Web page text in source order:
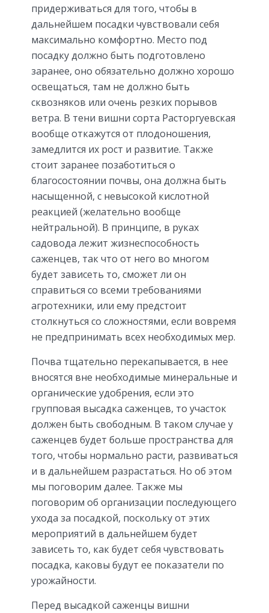
придерживаться для того, чтобы в
дальнейшем посадки чувствовали себя
максимально комфортно. Место под
посадку должно быть подготовлено
заранее, оно обязательно должно хорошо
освещаться, там не должно быть
сквозняков или очень резких порывов
ветра. В тени вишни сорта Расторгуевская
вообще откажутся от плодоношения,
замедлится их рост и развитие. Также
стоит заранее позаботиться о
благосостоянии почвы, она должна быть
насыщенной, с невысокой кислотной
реакцией (желательно вообще
нейтральной). В принципе, в руках
садовода лежит жизнеспособность
саженцев, так что от него во многом
будет зависеть то, сможет ли он
справиться со всеми требованиями
агротехники, или ему предстоит
столкнуться со сложностями, если вовремя
не предпринимать всех необходимых мер.
Почва тщательно перекапывается, в нее
вносятся вне необходимые минеральные и
органические удобрения, если это
групповая высадка саженцев, то участок
должен быть свободным. В таком случае у
саженцев будет больше пространства для
того, чтобы нормально расти, развиваться
и в дальнейшем разрастаться. Но об этом
мы поговорим далее. Также мы
поговорим об организации последующего
ухода за посадкой, поскольку от этих
мероприятий в дальнейшем будет
зависеть то, как будет себя чувствовать
посадка, каковы будут ее показатели по
урожайности.
Перед высадкой саженцы вишни